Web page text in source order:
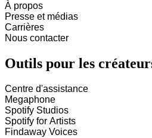
À propos
Presse et médias
Carrières
Nous contacter
Outils pour les
Centre d'assistance
Megaphone
Spotify Studios
Spotify for Artists
Findaway Voices